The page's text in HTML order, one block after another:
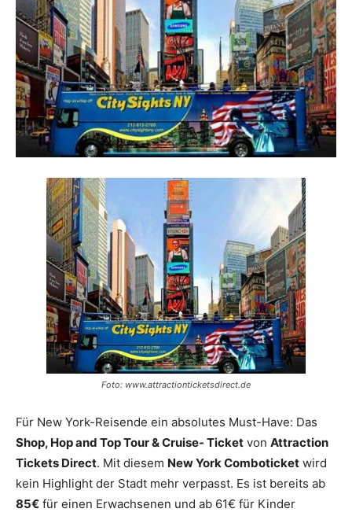
Reiseempfehlungen.
Foto: www.attractionticketsdirect.de
Für New York-Reisende ein absolutes Must-Have: Das
Shop, Hop and Top Tour & Cruise- Ticket von Attraction
Tickets Direct. Mit diesem New York Comboticket wird
kein Highlight der Stadt mehr verpasst. Es ist bereits ab
85€ für einen Erwachsenen und ab 61€ für Kinder